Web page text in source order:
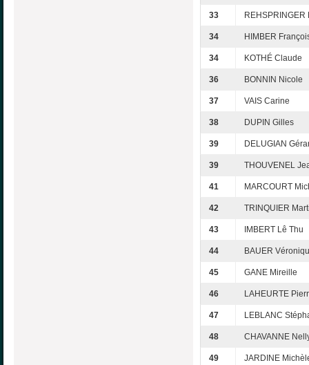
33 REHSPRINGER
34 HIMBER
34 KOTHÉ Claude
36 BONNIN Nicole
37 VAIS Carine
38 DUPIN Gilles
39 DELUGIAN
39 THOUVENEL
41 MARCOURT
42 TRINQUIER
43 IMBERT Lê Thu
44 BAUER
45 GANE Mireille
46 LAHEURTE
47 LEBLANC
48 CHAVANNE
49 JARDINE